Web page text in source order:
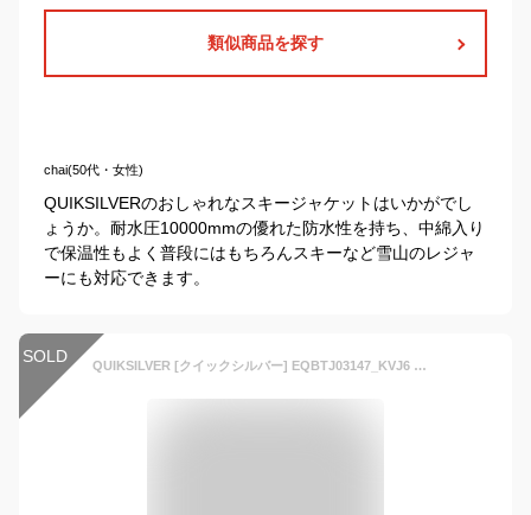
類似商品を探す
chai(50代・女性)
QUIKSILVERのおしゃれなスキージャケットはいかがでし
ょうか。耐水圧10000mmの優れた防水性を持ち、中綿入り
で保温性もよく普段にはもちろんスキーなど雪山のレジャ
ーにも対応できます。
SOLD QUIKSILVER [クイックシルバー] EQBTJ03147_KVJ6 子供用 ウェア スノージャケット MISSION PRINTED BLOCK YOUTH JK 21-22SNOW スキー スノボ スノーボード ユース キッズ ジュニア アウターウェア ※商品はジャケットのみです。上下セットではありません。